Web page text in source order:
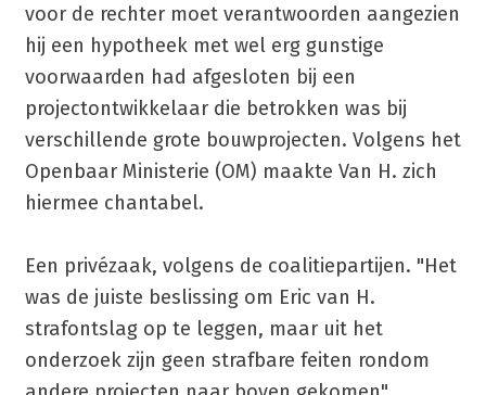
voor de rechter moet verantwoorden aangezien
hij een hypotheek met wel erg gunstige
voorwaarden had afgesloten bij een
projectontwikkelaar die betrokken was bij
verschillende grote bouwprojecten. Volgens het
Openbaar Ministerie (OM) maakte Van H. zich
hiermee chantabel.
Een privézaak, volgens de coalitiepartijen. "Het
was de juiste beslissing om Eric van H.
strafontslag op te leggen, maar uit het
onderzoek zijn geen strafbare feiten rondom